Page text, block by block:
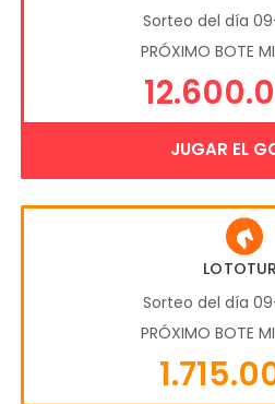
Sorteo del día
PRÓXIMO BOTE
JUGAR EL
Sorteo del día
PRÓXIMO BOTE